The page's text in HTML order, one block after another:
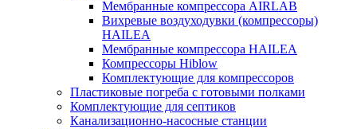
Мембранные компрессора AIRLAB
Вихревые воздуходувки (компрессоры)
HAILEA
Мембранные компрессора HAILEA
Компрессоры Hiblow
Комплектующие для компрессоров
Пластиковые погреба с готовыми полками
Комплектующие для септиков
Канализационно-насосные станции